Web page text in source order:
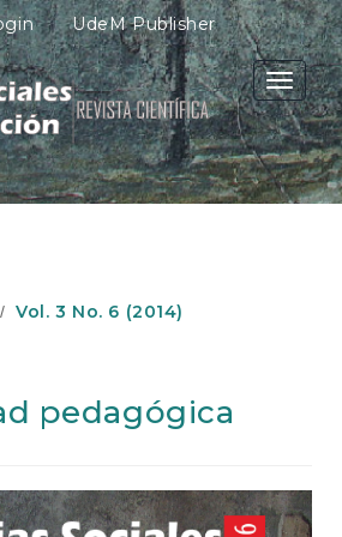
UdeM Publisher
Toggle
Vol. 3 No. 6 (2014)
pedagógica